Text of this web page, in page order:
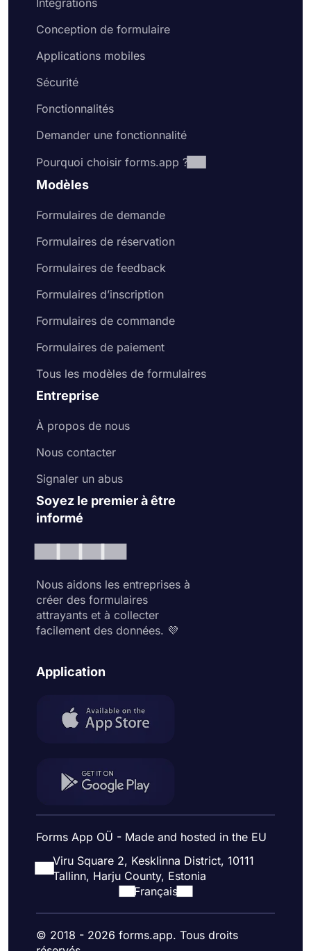
Intégrations
Conception de formulaire
Applications mobiles
Sécurité
Fonctionnalités
Demander une fonctionnalité
Pourquoi choisir forms.app ?
Modèles
Formulaires de demande
Formulaires de réservation
Formulaires de feedback
Formulaires d’inscription
Formulaires de commande
Formulaires de paiement
Tous les modèles de formulaires
Entreprise
À propos de nous
Nous contacter
Signaler un abus
Soyez le premier à être
informé
Nous aidons les entreprises à
créer des formulaires
attrayants et à collecter
facilement des données. 💜
Application
Forms App OÜ - Made and hosted in the EU
Viru Square 2, Kesklinna District, 10111
Tallinn, Harju County, Estonia
Français
© 2018 - 2026 forms.app. Tous droits